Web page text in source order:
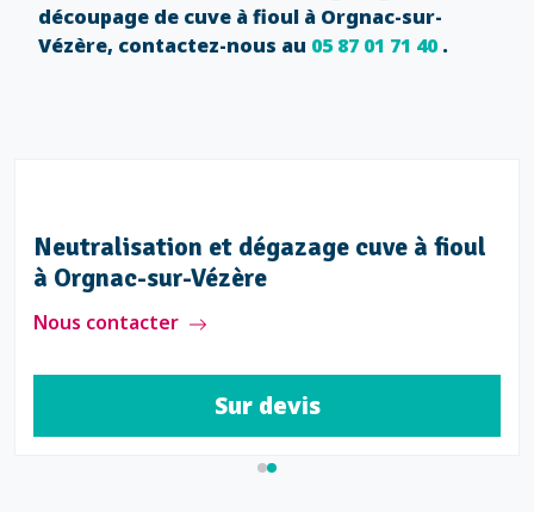
découpage de cuve à fioul à Orgnac-sur-
Vézère, contactez-nous au 05 87 01 71 40.
Neutralisation et dégazage cuve à fioul
à Orgnac-sur-Vézère
Nous contacter
Sur devis